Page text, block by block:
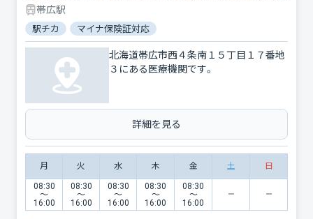
帯広駅
駅チカ マイナ保険証対応
北海道帯広市西４条南１５丁目１７番地
３にある医療機関です。
詳細を見る
月 火 水 木 金 土 日
08:30
〜
16:00
08:30
〜
16:00
08:30
〜
16:00
08:30
〜
16:00
08:30
〜
16:00